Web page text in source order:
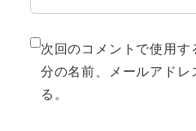
次回のコメントで使用
分の名前、メールアド
る。